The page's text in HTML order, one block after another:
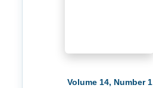
Volume 14, Number 1